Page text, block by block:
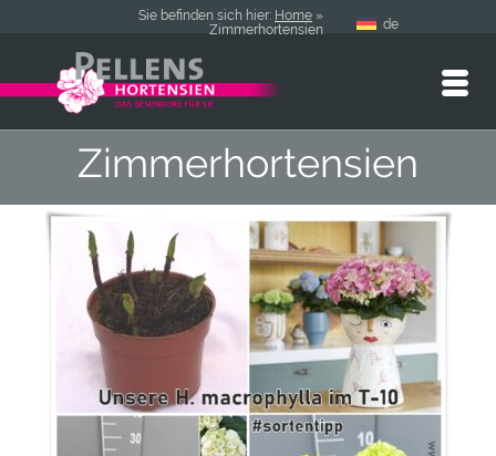
Sie befinden sich hier: Home »
Zimmerhortensien
de
Zimmerhortensien